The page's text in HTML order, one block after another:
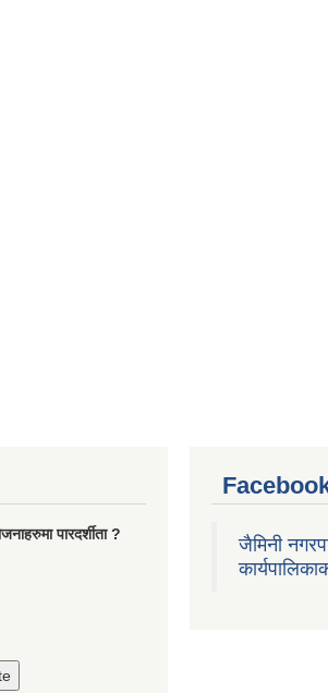
पारदर्शीता ?
जैमिनी